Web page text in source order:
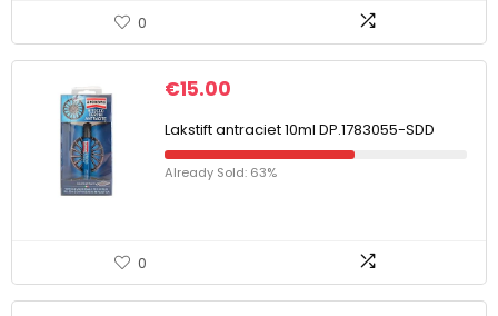
0
€15.00
Lakstift antraciet 10ml DP.1783055-SDD
Already Sold: 63%
0